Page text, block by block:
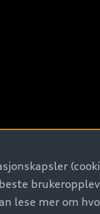
lese mer om